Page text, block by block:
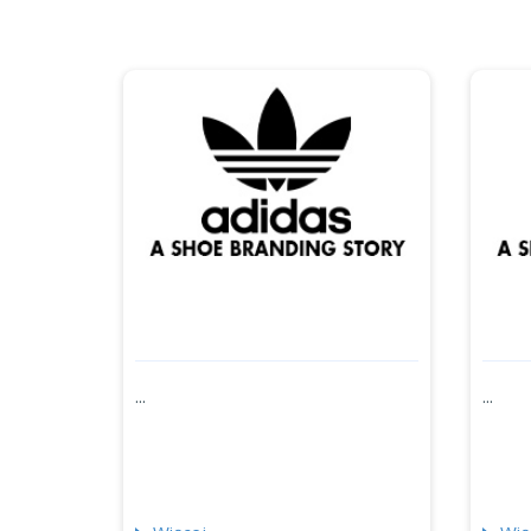
... ...